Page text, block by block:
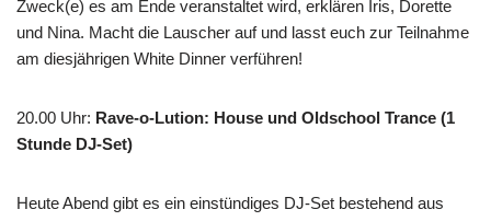
Zweck(e) es am Ende veranstaltet wird, erklären Iris, Dorette
und Nina. Macht die Lauscher auf und lasst euch zur Teilnahme
am diesjährigen White Dinner verführen!
20.00 Uhr: Rave-o-Lution: House und Oldschool Trance (1
Stunde DJ-Set)
Heute Abend gibt es ein einstündiges DJ-Set bestehend aus